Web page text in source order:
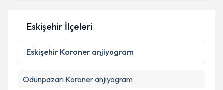
Kişisel verilerimin işlenmesine ilişkinAydınlatma
Metni
'ni okudum ve kişisel verilerimin belirtilen
kapsamda işlenmesini kabul ediyorum.
Eskişehir İlçeleri
Eskişehir Koroner anjiyogram
Odunpazarı Koroner anjiyogram